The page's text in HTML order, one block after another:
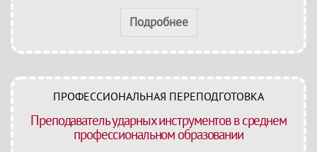
Подробнее
ПРОФЕССИОНАЛЬНАЯ ПЕРЕПОДГОТОВКА
Преподаватель ударных инструментов в среднем
профессиональном образовании